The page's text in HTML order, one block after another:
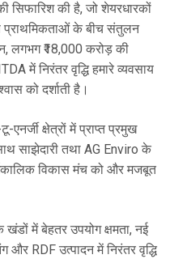
सिफारिश की है, जो शेयरधारकों
प्राथमिकताओं के बीच संतुलन
लगभग ₹18,000 करोड़ की
में निरंतर वृद्धि हमारे व्यवसाय
को दर्शाती है।
क्षेत्रों में प्राप्त प्रमुख
साझेदारी तथा AG Enviro के
विकास मंच को और मजबूत
में बेहतर उपयोग क्षमता, नई
और RDF उत्पादन में निरंतर वृद्धि